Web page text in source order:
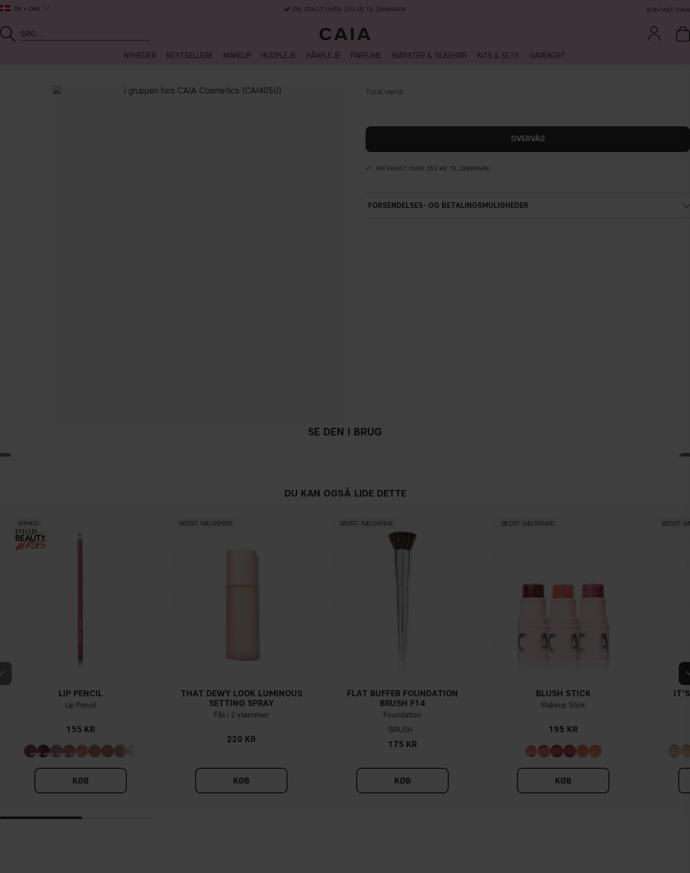
DK DKK FRI FRAGT OVER 250 KR TIL DANMARK KONTAKT CAIA
NYHEDER BESTSELLERE MAKEUP HUDPLEJE HÅRPLEJE PARFUME BØRSTER & TILBEHØR KITS & SETS GAVEKORT
OVERVÅG
FRI FRAGT OVER 250 KR TIL DANMARK
FORSENDELSES- OG BETALINGSMULIGHEDER
SE DEN I BRUG
DU KAN OGSÅ LIDE DETTE
NYHED
LIP PENCIL
Lip Pencil
155 KR
KØB
BEDST SÆLGENDE
THAT DEWY LOOK LUMINOUS
SETTING SPRAY
Fås i 2 størrelser
220 KR
KØB
BEDST SÆLGENDE
FLAT BUFFER FOUNDATION
BRUSH F14
Foundation
BRUSH
175 KR
KØB
BEDST SÆLGENDE
BLUSH STICK
Makeup Stick
195 KR
KØB
BEDST